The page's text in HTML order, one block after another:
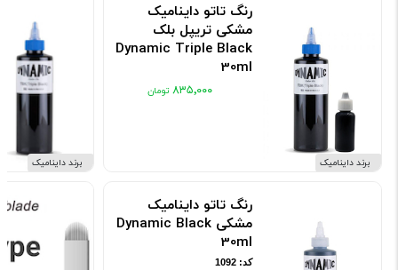
برند داینامیک
رنگ تاتو داینامیک
مشکی تریپل بلک
Dynamic Triple Black
30ml
۸۳۵٬۰۰۰
رنگ تاتو داینامیک
مشکی Dynamic Black
30ml
کد: 1092
برند داینامیک